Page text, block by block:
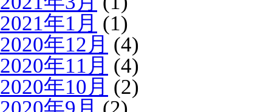
2021年1月 (1)
2020年12月 (4)
2020年11月 (4)
2020年10月 (2)